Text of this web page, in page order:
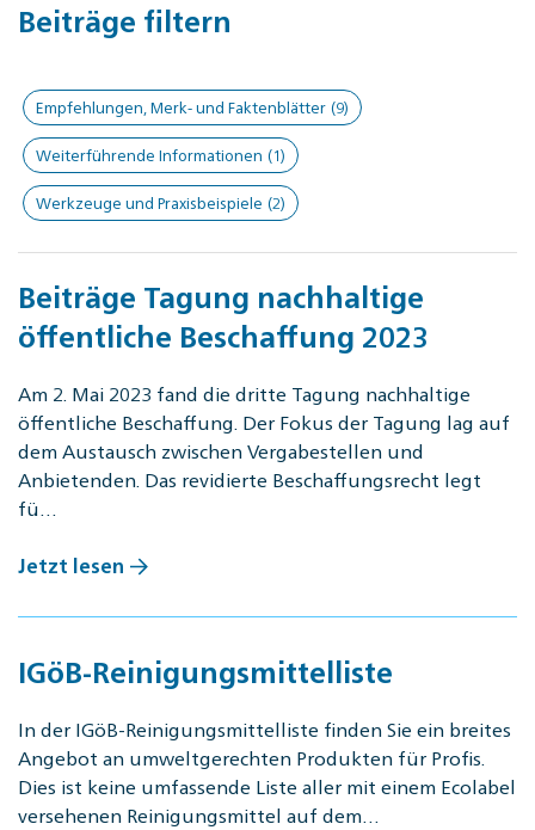
Beiträge filtern
Empfehlungen, Merk- und Faktenblätter (9)
Weiterführende Informationen (1)
Werkzeuge und Praxisbeispiele (2)
Beiträge Tagung nachhaltige
öffentliche Beschaffung 2023
Am 2. Mai 2023 fand die dritte Tagung nachhaltige
öffentliche Beschaffung. Der Fokus der Tagung lag auf
dem Austausch zwischen Vergabestellen und
Anbietenden. Das revidierte Beschaffungsrecht legt
fü…
Jetzt lesen
IGöB-Reinigungsmittelliste
In der IGöB-Reinigungsmittelliste finden Sie ein breites
Angebot an umweltgerechten Produkten für Profis.
Dies ist keine umfassende Liste aller mit einem Ecolabel
versehenen Reinigungsmittel auf dem…